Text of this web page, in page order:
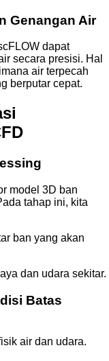
Genangan Air
dapat
secara presisi. Hal
air terpecah
berputar cepat.
model 3D ban
tahap ini, kita
ban yang akan
dan udara sekitar.
Batas
air dan udara.